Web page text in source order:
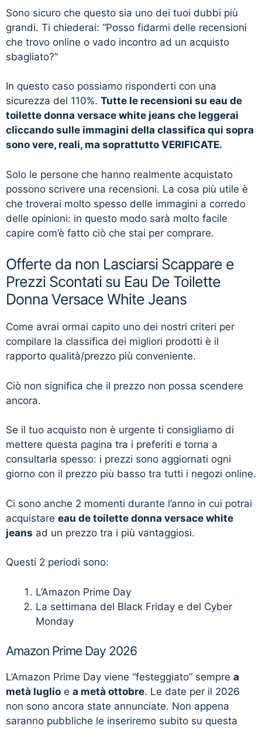
Sono sicuro che questo sia uno dei tuoi dubbi più
grandi. Ti chiederai: “Posso fidarmi delle recensioni
che trovo online o vado incontro ad un acquisto
sbagliato?”
In questo caso possiamo risponderti con una
sicurezza del 110%. Tutte le recensioni su eau de
toilette donna versace white jeans che leggerai
cliccando sulle immagini della classifica qui sopra
sono vere, reali, ma soprattutto VERIFICATE.
Solo le persone che hanno realmente acquistato
possono scrivere una recensioni. La cosa più utile è
che troverai molto spesso delle immagini a corredo
delle opinioni: in questo modo sarà molto facile
capire com’è fatto ciò che stai per comprare.
Offerte da non Lasciarsi Scappare e
Prezzi Scontati su Eau De Toilette
Donna Versace White Jeans
Come avrai ormai capito uno dei nostri criteri per
compilare la classifica dei migliori prodotti è il
rapporto qualità/prezzo più conveniente.
Ciò non significa che il prezzo non possa scendere
ancora.
Se il tuo acquisto non è urgente ti consigliamo di
mettere questa pagina tra i preferiti e torna a
consultarla spesso: i prezzi sono aggiornati ogni
giorno con il prezzo più basso tra tutti i negozi online.
Ci sono anche 2 momenti durante l’anno in cui potrai
acquistare eau de toilette donna versace white
jeans ad un prezzo tra i più vantaggiosi.
Questi 2 periodi sono:
L’Amazon Prime Day
La settimana del Black Friday e del Cyber
Monday
Amazon Prime Day 2026
L’Amazon Prime Day viene “festeggiato” sempre a
metà luglio e a metà ottobre. Le date per il 2026
non sono ancora state annunciate. Non appena
saranno pubbliche le inseriremo subito su questa